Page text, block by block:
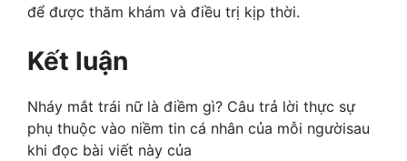
để được thăm khám và điều trị kịp thời.
Kết luận
Nháy mắt trái nữ là điềm gì? Câu trả lời thực sự
phụ thuộc vào niềm tin cá nhân của mỗi ngườisau
khi đọc bài viết này của